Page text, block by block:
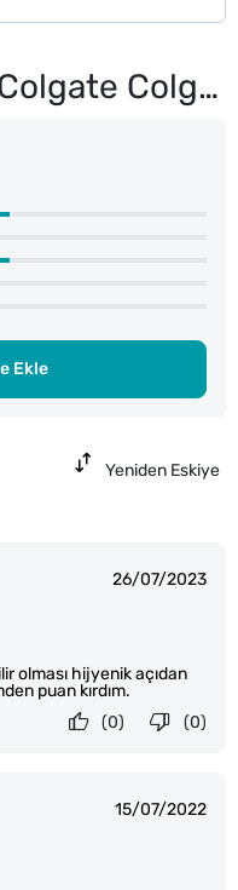
Colgate Seyahat Seti
Ekle
Yeniden Eskiye
26/07/2023
olması hijyenik açıdan
puan kırdım.
(0)
(0)
15/07/2022